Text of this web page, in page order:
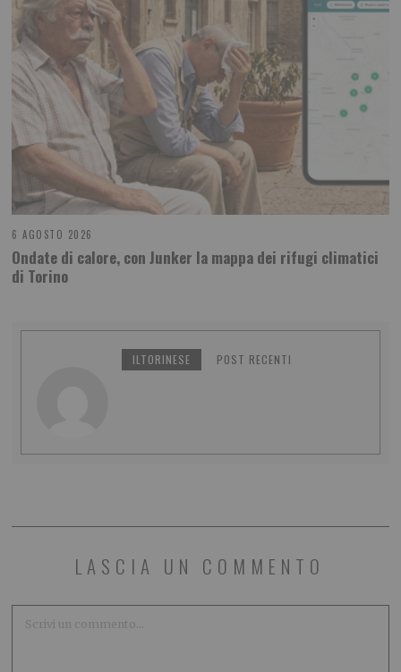
6 AGOSTO 2026
Ondate di calore, con Junker la mappa dei rifugi climatici
di Torino
ILTORINESE POST RECENTI
LASCIA UN COMMENTO